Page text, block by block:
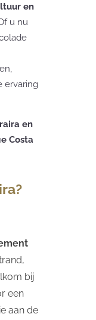
en
u nu
ervaring
en
Costa
bij
een
aan de